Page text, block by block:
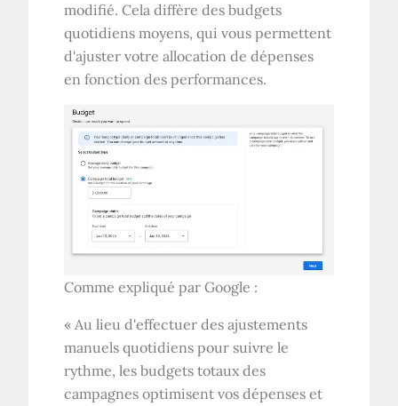
modifié. Cela diffère des budgets
quotidiens moyens, qui vous permettent
d'ajuster votre allocation de dépenses
en fonction des performances.
Comme expliqué par Google :
« Au lieu d'effectuer des ajustements
manuels quotidiens pour suivre le
rythme, les budgets totaux des
campagnes optimisent vos dépenses et